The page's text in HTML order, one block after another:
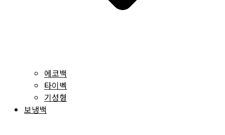
에코백
타이벡
기성형
보냉백